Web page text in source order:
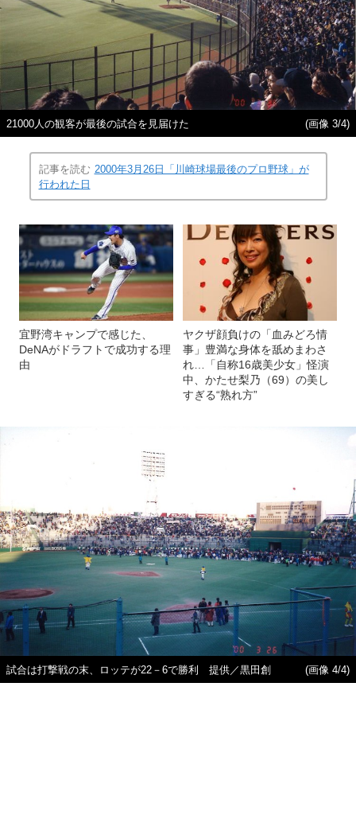
21000人の観客が最後の試合を見届けた (画像 3/4)
記事を読む 2000年3月26日「川崎球場最後のプロ野球」が
行われた日
宜野湾キャンプで感じた、
DeNAがドラフトで成功する理
由
ヤクザ顔負けの「血みどろ情
事」豊満な身体を舐めまわさ
れ…「自称16歳美少女」怪演
中、かたせ梨乃（69）の美し
すぎる“熟れ方”
試合は打撃戦の末、ロッテが22－6で勝利 提供／黒田創 (画像 4/4)